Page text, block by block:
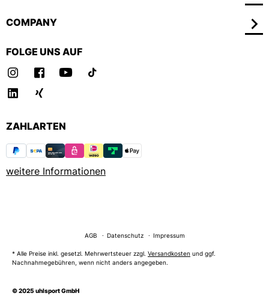
COMPANY
FOLGE UNS AUF
ZAHLARTEN
weitere Informationen
AGB Datenschutz Impressum
© 2025 uhlsport GmbH
* Alle Preise inkl. gesetzl. Mehrwertsteuer zzgl. Versandkosten und ggf.
Nachnahmegebühren, wenn nicht anders angegeben.